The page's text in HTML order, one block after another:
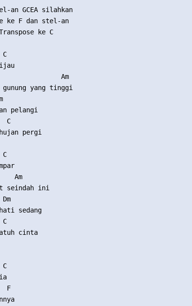
an GCEA silahkan
ke F dan stel-an
ke C
C
Am
yang tinggi
pelangi
C
pergi
C
Am
seindah ini
Dm
sedang
C
cinta
C
F